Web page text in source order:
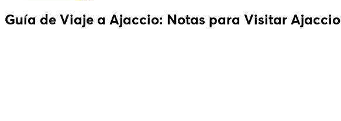
Guía de Viaje a Ajaccio: Notas para Visitar Ajaccio